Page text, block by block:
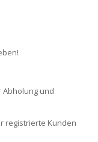
und
registrierte Kunden